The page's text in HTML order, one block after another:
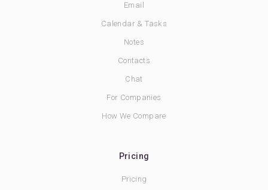
Email
Calendar & Tasks
Notes
Contacts
Chat
For Companies
How We Compare
Pricing
Pricing